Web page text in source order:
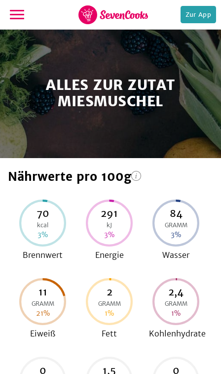
zur
Startseite
Zur App
ALLES ZUR ZUTAT
MIESMUSCHEL
Nährwerte pro 100g
70
kcal
3%
Brennwert
291
kJ
3%
Energie
84
GRAMM
3%
Wasser
11
GRAMM
21%
Eiweiß
2
GRAMM
1%
Fett
2,4
GRAMM
1%
Kohlenhydrate
0 1,5 0